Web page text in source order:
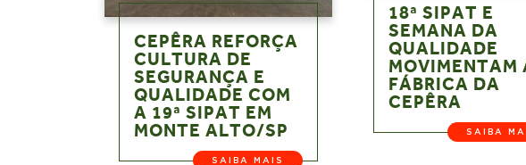
CEPÊRA REFORÇA
CULTURA DE
SEGURANÇA E
QUALIDADE COM
A 19ª SIPAT EM
MONTE ALTO/SP
SAIBA MAIS
18ª SIPAT E
SEMANA DA
QUALIDADE
MOVIMENTAM
FÁBRICA DA
CEPÊRA
SAIBA